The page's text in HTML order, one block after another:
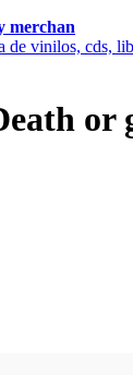
merchan
de vinilos, cds,
or